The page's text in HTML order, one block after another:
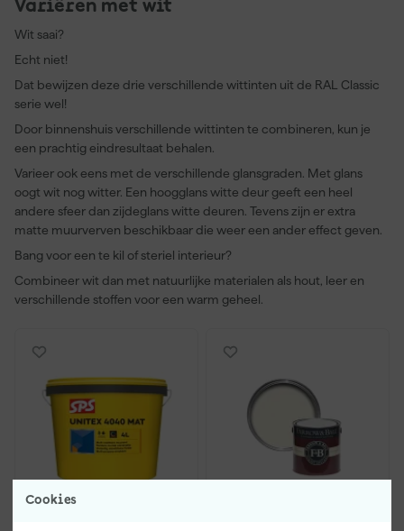
Cookies
Variëren met wit
Wit saai?
Echt niet!
Dat bewijzen deze drie verschillende wittinten uit de RAL Classic
serie wel!
Door binnenshuis verschillende wittinten te combineren, kun je
een prachtig eindresultaat behalen.
Varieer ook eens met de verschillende glansgraden. Met glans
oogt wit nog witter. Een hoogglans witte deur geeft een heel
andere sfeer dan zijdeglans witte deuren. Tevens zijn er extra
matte muurverven beschikbaar die weer een ander effect geven.
Bang voor een te kil of steriel interieur?
Combineer wit dan met natuurlijke materialen als hout, leer en
verschillende stoffen voor een warm geheel.